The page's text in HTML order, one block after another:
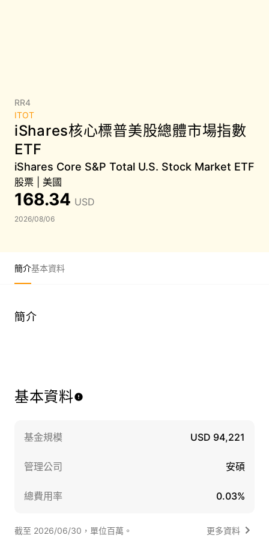
RR4
ITOT
iShares核心標普美股總體市場指數
ETF
iShares Core S&P Total U.S. Stock Market ETF
股票 美國
168.34 USD
2026/08/06
簡介基本資料
簡介
基本資料
基金規模 USD 94,221
管理公司 安碩
總費用率 0.03%
截至 2026/06/30，單位百萬。 更多資料